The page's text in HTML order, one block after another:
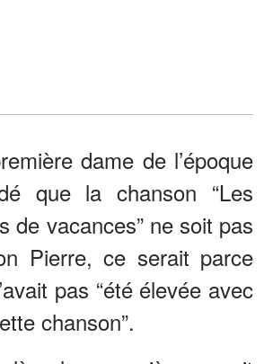
dame de l’époque
que la chanson “Les
de vacances” ne soit pas
Pierre, ce serait parce
pas “été élevée avec
chanson”.